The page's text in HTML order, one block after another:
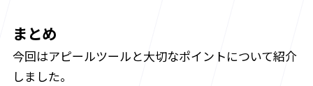
まとめ
今回はアピールツールと大切なポイントについて紹介
しました。